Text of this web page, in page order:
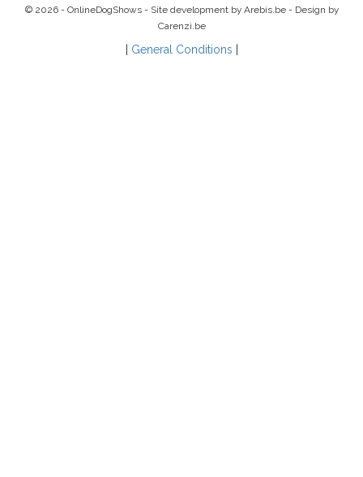
© 2026 - OnlineDogShows - Site development by Arebis.be - Design by
Carenzi.be
General Conditions